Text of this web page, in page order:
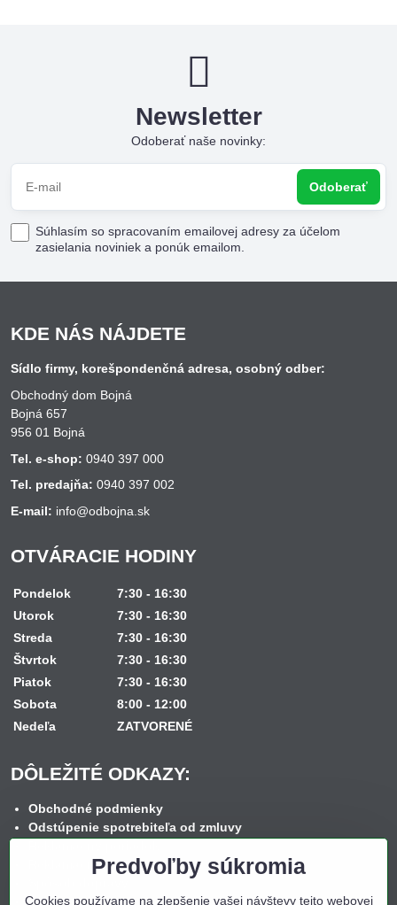
Newsletter
Odoberať naše novinky:
Odoberať
Súhlasím so spracovaním emailovej adresy za účelom
zasielania noviniek a ponúk emailom.
KDE NÁS NÁJDETE
Sídlo firmy, korešpondenčná adresa, osobný odber:
Obchodný dom Bojná
Bojná 657
956 01 Bojná
Tel. e-shop: 0940 397 000
Tel. predajňa: 0940 397 002
E-mail: info@odbojna.sk
OTVÁRACIE HODINY
Pondelok
7:30 - 16:30
Utorok
7:30 - 16:30
Streda
7:30 - 16:30
Štvrtok
7:30 - 16:30
Piatok
7:30 - 16:30
Sobota
8:00 - 12:00
Nedeľa
ZATVORENÉ
DÔLEŽITÉ ODKAZY:
Obchodné podmienky
Odstúpenie spotrebiteľa od zmluvy
Reklamačný formulár
Spôsob platby
Predvoľby súkromia
Cookies používame na zlepšenie vašej návštevy tejto webovej